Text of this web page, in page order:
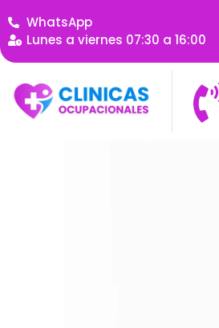
WhatsApp
Lunes a viernes 07:30 a 16:00